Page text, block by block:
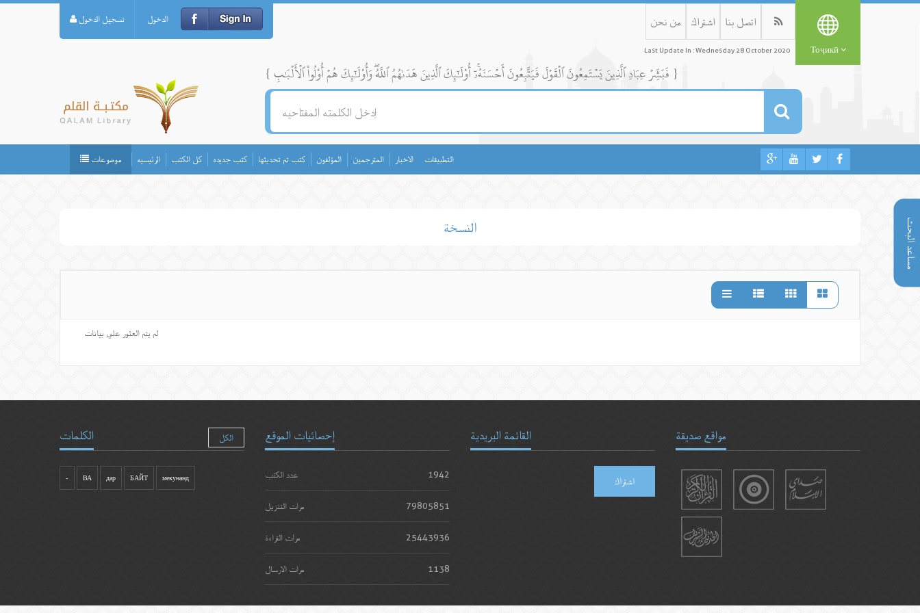
مساعد البحث
تسجيل الدخول الدخول من نحن اشتراك اتصل بنا
Last Update In : Wednesday 28 October 2020 Тоҷикӣ
{ فَبَشِّرۡ عِبَادِ ٱلَّذِينَ يَسۡتَمِعُونَ ٱلۡقَوۡلَ فَيَتَّبِعُونَ أَحۡسَنَهُۥٓۚ أُوْلَٰٓئِكَ ٱلَّذِينَ هَدَىٰهُمُ ٱللَّهُۖ وَأُوْلَٰٓئِكَ هُمۡ أُوْلُواْ ٱلۡأَلۡبَٰبِ }
موضوعات الرئيسيه كل الكتب كتب جديده كتب تم تحديثها المؤلفون المترجمين الاخبار التطبيقات
النسخة
لم يتم العثور علي بيانات
الكلمات الكل
- ВА дар БАЙТ мекунанд
إحصائيات الموقع
عدد الكتب 1942
مرات التنزيل 79805851
مرات القراءة 25443936
مرات الارسال 1138
القائمة البريدية
اشتراك
مواقع صديقة